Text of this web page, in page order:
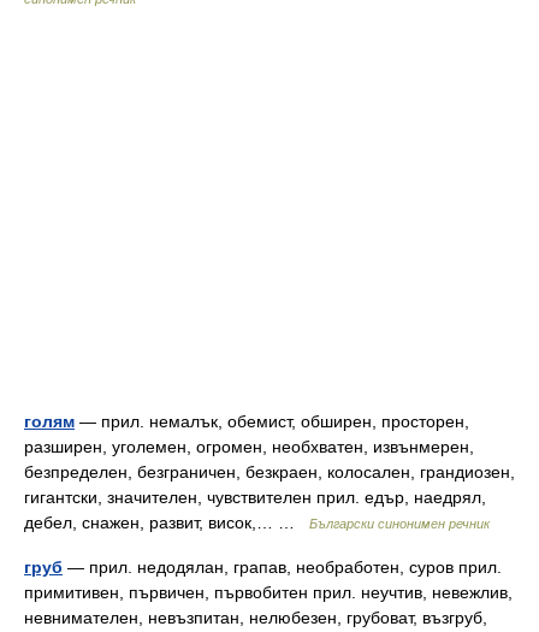
голям — прил. немалък, обемист, обширен, просторен,
разширен, уголемен, огромен, необхватен, извънмерен,
безпределен, безграничен, безкраен, колосален, грандиозен,
гигантски, значителен, чувствителен прил. едър, наедрял,
дебел, снажен, развит, висок,… …
Български синонимен речник
груб — прил. недодялан, грапав, необработен, суров прил.
примитивен, първичен, първобитен прил. неучтив, невежлив,
невнимателен, невъзпитан, нелюбезен, грубоват, възгруб,